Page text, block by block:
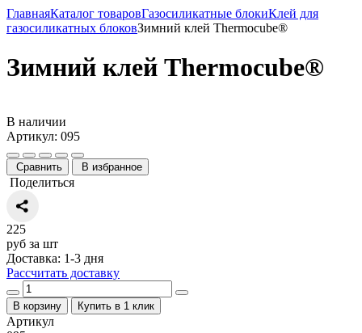
ГлавнаяКаталог товаровГазосиликатные блокиКлей для
газосиликатных блоковЗимний клей Thermocube®
Зимний клей Thermocube®
В наличии
Артикул: 095
Сравнить В избранное
Поделиться
225
руб за шт
Доставка: 1-3 дня
Рассчитать доставку
В корзину Купить в 1 клик
Артикул